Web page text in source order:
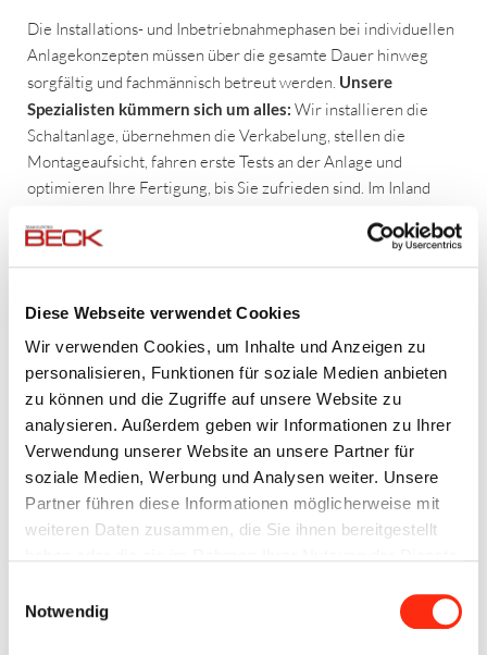
Diese Webseite verwendet Cookies
Wir verwenden Cookies, um Inhalte und Anzeigen zu
personalisieren, Funktionen für soziale Medien anbieten
zu können und die Zugriffe auf unsere Website zu
analysieren. Außerdem geben wir Informationen zu Ihrer
Verwendung unserer Website an unsere Partner für
soziale Medien, Werbung und Analysen weiter. Unsere
Partner führen diese Informationen möglicherweise mit
weiteren Daten zusammen, die Sie ihnen bereitgestellt
Notwendig
Die Installations- und Inbetriebnahmephasen bei individuellen
Anlagekonzepten müssen über die gesamte Dauer hinweg
sorgfältig und fachmännisch betreut werden. Unsere
Spezialisten kümmern sich um alles: Wir installieren die
Schaltanlage, übernehmen die Verkabelung, stellen die
Montageaufsicht, fahren erste Tests an der Anlage und
optimieren Ihre Fertigung, bis Sie zufrieden sind. Im Inland
Neben einem umfassenden Service- und Wartungspaket
Personalsan – selbstverständlich auch in englischer Sprache.
UNSER LEISTUNGSSPEKTRUM
Montage und Installation der Anlage
Montageaufsicht und Baustellenüberwachung
Kaltinbetriebnahme, E/A-Test, Motorprüfung
Inbetriebsetzung
Einweisung des Montage- und Bedienpersonals
Schulungen